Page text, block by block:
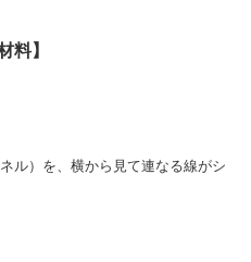
料】
ル）を、横から見て連なる線がシ